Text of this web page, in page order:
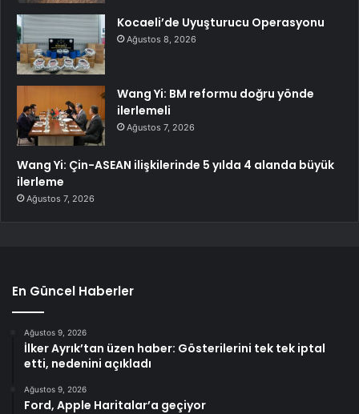
Kocaeli’de Uyuşturucu Operasyonu
Ağustos 8, 2026
Wang Yi: BM reformu doğru yönde
ilerlemeli
Ağustos 7, 2026
Wang Yi: Çin-ASEAN ilişkilerinde 5 yılda 4 alanda büyük
ilerleme
Ağustos 7, 2026
En Güncel Haberler
Ağustos 9, 2026
İlker Ayrık’tan üzen haber: Gösterilerini tek tek iptal
etti, nedenini açıkladı
Ağustos 9, 2026
Ford, Apple Haritalar’a geçiyor